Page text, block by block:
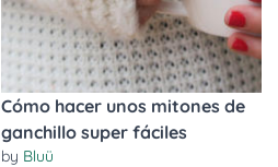
Cómo hacer unos mitones de
ganchillo super fáciles
by Bluü